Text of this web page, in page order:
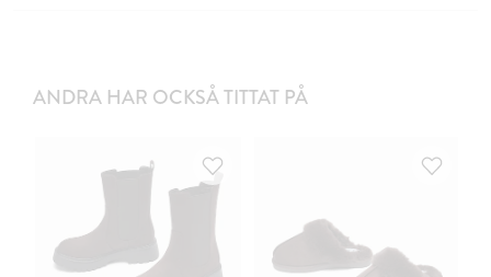
ANDRA HAR OCKSÅ TITTAT PÅ